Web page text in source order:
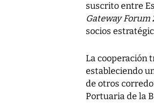
suscrito entre
Gateway Forum
socios
La cooperación
estableciendo
de otros
Portuaria de la